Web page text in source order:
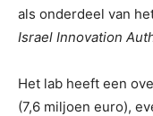
als onderdeel van
Israel Innovation
Het lab heeft een
(7,6 miljoen euro),